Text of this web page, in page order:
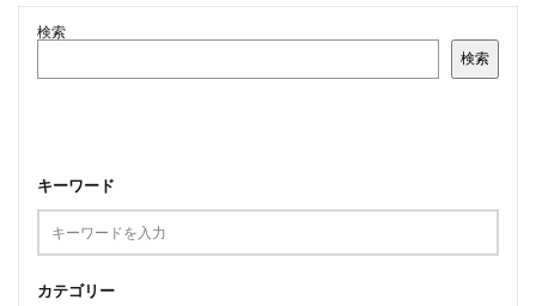
検索
検索
キーワード
カテゴリー